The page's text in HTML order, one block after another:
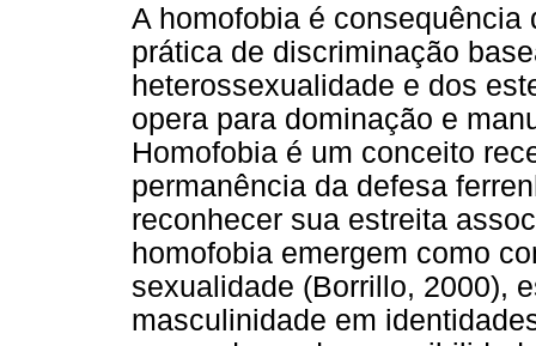
A homofobia é
prática de discriminação
heterossexualidade e dos
opera para dominação e
Homofobia é um conceito
permanência da defesa
reconhecer sua estreita
homofobia emergem como
sexualidade (Borrillo, 2000),
masculinidade em